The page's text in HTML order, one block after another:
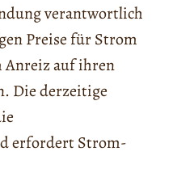
verantwortlich
Preise für Strom
Anreiz auf ihren
Die derzeitige
erfordert Strom-